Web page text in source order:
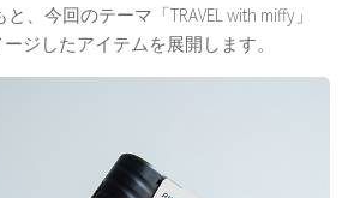
、今回のテーマ「TRAVEL with miffy」
ジしたアイテムを展開します。